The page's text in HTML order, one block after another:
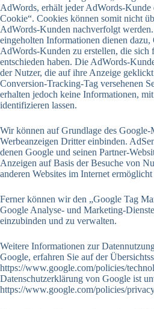
AdWords, erhält jeder AdWords-Kunde
Cookie“. Cookies können somit nicht
AdWords-Kunden nachverfolgt
eingeholten Informationen dienen
AdWords-Kunden zu erstellen, die
entschieden haben. Die AdWords-
der Nutzer, die auf ihre Anzeige
Conversion-Tracking-Tag versehenen
erhalten jedoch keine Informationen,
identifizieren lassen.
Wir können auf Grundlage des Google-
Werbeanzeigen Dritter einbinden.
denen Google und seinen Partner-
Anzeigen auf Basis der Besuche von
anderen Websites im Internet
Ferner können wir den „Google Tag
Google Analyse- und Marketing-
einzubinden und zu verwalten.
Weitere Informationen zur
Google, erfahren Sie auf der
https://www.google.com/policies/
Datenschutzerklärung von Google ist
https://www.google.com/policies/